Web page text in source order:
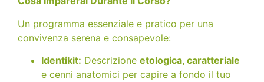
Un programma essenziale e pratico per una
convivenza serena e consapevole:
Identikit: Descrizione etologica, caratteriale
e cenni anatomici per capire a fondo il tuo